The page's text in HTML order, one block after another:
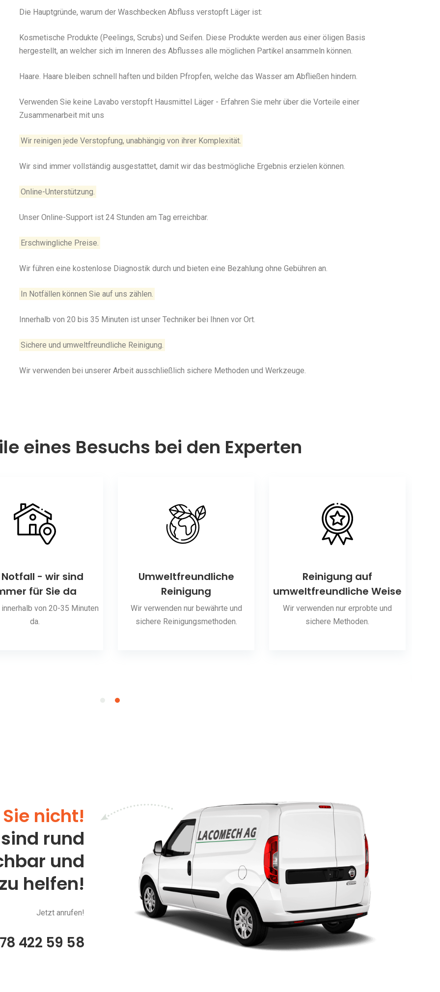
Die Hauptgründe, warum der Waschbecken Abfluss verstopft Läger ist:
Kosmetische Produkte (Peelings, Scrubs) und Seifen. Diese Produkte werden aus einer öligen Basis
hergestellt, an welcher sich im Inneren des Abflusses alle möglichen Partikel ansammeln können.
Haare. Haare bleiben schnell haften und bilden Pfropfen, welche das Wasser am Abfließen hindern.
Verwenden Sie keine Lavabo verstopft Hausmittel Läger - Erfahren Sie mehr über die Vorteile einer
Zusammenarbeit mit uns
Wir reinigen jede Verstopfung, unabhängig von ihrer Komplexität.
Wir sind immer vollständig ausgestattet, damit wir das bestmögliche Ergebnis erzielen können.
Online-Unterstützung.
Unser Online-Support ist 24 Stunden am Tag erreichbar.
Erschwingliche Preise.
Wir führen eine kostenlose Diagnostik durch und bieten eine Bezahlung ohne Gebühren an.
In Notfällen können Sie auf uns zählen.
Innerhalb von 20 bis 35 Minuten ist unser Techniker bei Ihnen vor Ort.
Sichere und umweltfreundliche Reinigung.
Wir verwenden bei unserer Arbeit ausschließlich sichere Methoden und Werkzeuge.
eines Besuchs bei den Experten
- wir sind
für Sie da
von 20-35 Minuten
da.
Umweltfreundliche
Reinigung
Wir verwenden nur bewährte und
sichere Reinigungsmethoden.
Reinigung auf
umweltfreundliche Weise
Wir verwenden nur erprobte und
sichere Methoden.
nicht!
rund
und
helfen!
Jetzt anrufen!
422 59 58